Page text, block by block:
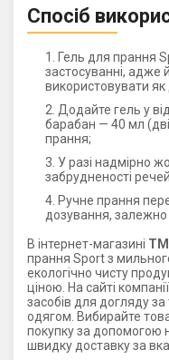
Спосіб
Гель для прання
застосуванні,
використовувати
Додайте гель у
барабан — 40 мл
прання;
У разі надмірно
забрудненості
Ручне прання
дозування, залежно
В інтернет-магазині ТМ
прання Sport з
екологічно чисту
ціною. На сайті
засобів для догляду
одягом. Вибирайте
покупку за допомогою
швидку доставку за